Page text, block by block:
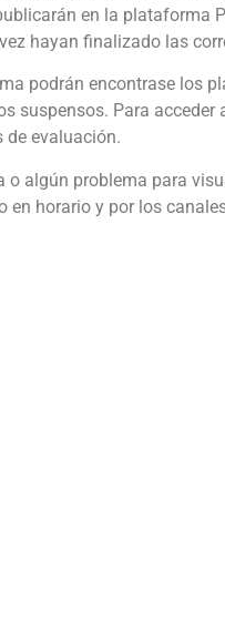
en la plataforma
hayan finalizado las
podrán encontrase los
suspensos. Para
de evaluación.
o algún problema para
en horario y por los